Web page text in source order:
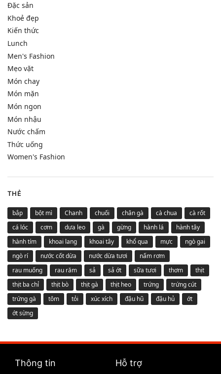
Đặc sản
Khoẻ đẹp
Kiến thức
Lunch
Men's Fashion
Mẹo vặt
Món chay
Món mặn
Món ngon
Món nhậu
Nước chấm
Thức uống
Women's Fashion
THẺ
bắp bột mì Chanh chuối chân gà cà chua
cà rốt
cá lóc
cơm dưa leo gà gừng hành lá
hành tây
hành tím
khoai lang khoai tây khổ qua mực
ngò gai
ngò rí
nước cốt dừa nước dừa tươi
nấm rơm
rau muống
rau răm sả sả ớt sữa tươi thơm
thịt
thịt ba chỉ
thịt bò thịt gà thịt heo trứng
trứng cút
trứng gà
tôm tỏi xúc xích đậu hũ đậu hủ
ớt
ớt sừng
Thông tin Hỗ trợ